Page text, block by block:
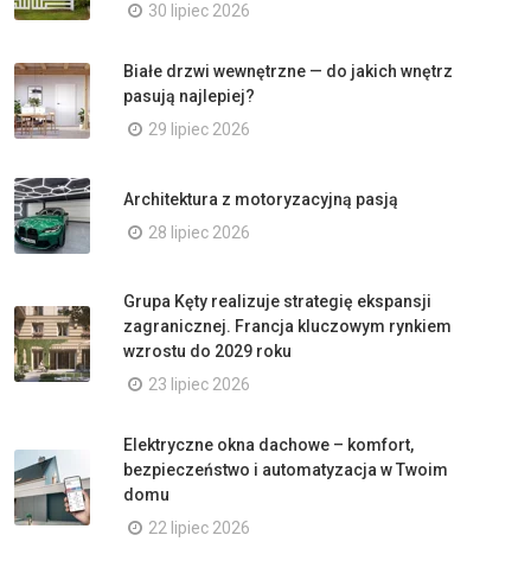
30 lipiec 2026
Białe drzwi wewnętrzne — do jakich wnętrz
pasują najlepiej?
29 lipiec 2026
Architektura z motoryzacyjną pasją
28 lipiec 2026
Grupa Kęty realizuje strategię ekspansji
zagranicznej. Francja kluczowym rynkiem
wzrostu do 2029 roku
23 lipiec 2026
Elektryczne okna dachowe – komfort,
bezpieczeństwo i automatyzacja w Twoim
domu
22 lipiec 2026